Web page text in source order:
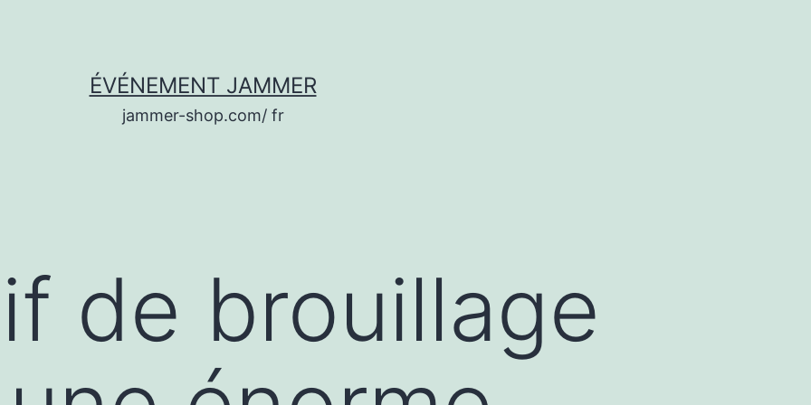
ÉVÉNEMENT JAMMER
jammer-shop.com/ fr
de brouillage